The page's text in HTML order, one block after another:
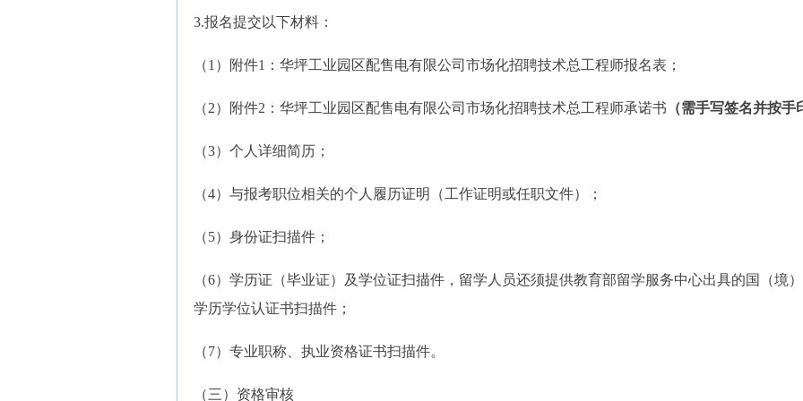
3.报名提交以下材料：
（1）附件1：华坪工业园区配售电有限公司市场化招聘技术总工程师报名表；
（2）附件2：华坪工业园区配售电有限公司市场化招聘技术总工程师承诺书 （需手写签名并按手
（3）个人详细简历；
（4）与报考职位相关的个人履历证明（工作证明或任职文件）；
（5）身份证扫描件；
（6）学历证（毕业证）及学位证扫描件，留学人员还须提供教育部留学服务中心出具的国（境
学历学位认证书扫描件；
（7）专业职称、执业资格证书扫描件。
（三）资格审核